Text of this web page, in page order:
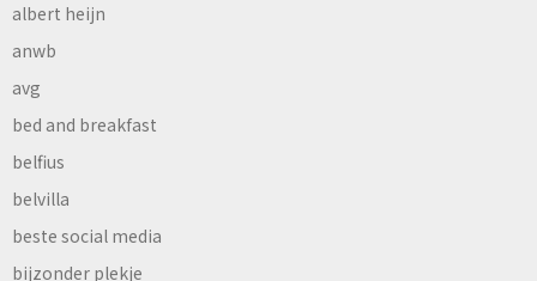
albert heijn
anwb
avg
bed and breakfast
belfius
belvilla
beste social media
bijzonder plekje